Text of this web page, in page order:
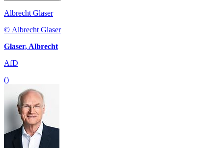
Albrecht Glaser
© Albrecht Glaser
Glaser, Albrecht
AfD
()